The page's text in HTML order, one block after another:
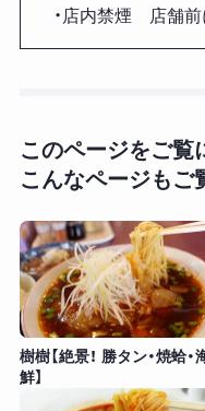
・店内禁煙 店舗前
このページをご覧
こんなページもご
樹樹【絶景！ 勝タン・焼蛤・
鮮】